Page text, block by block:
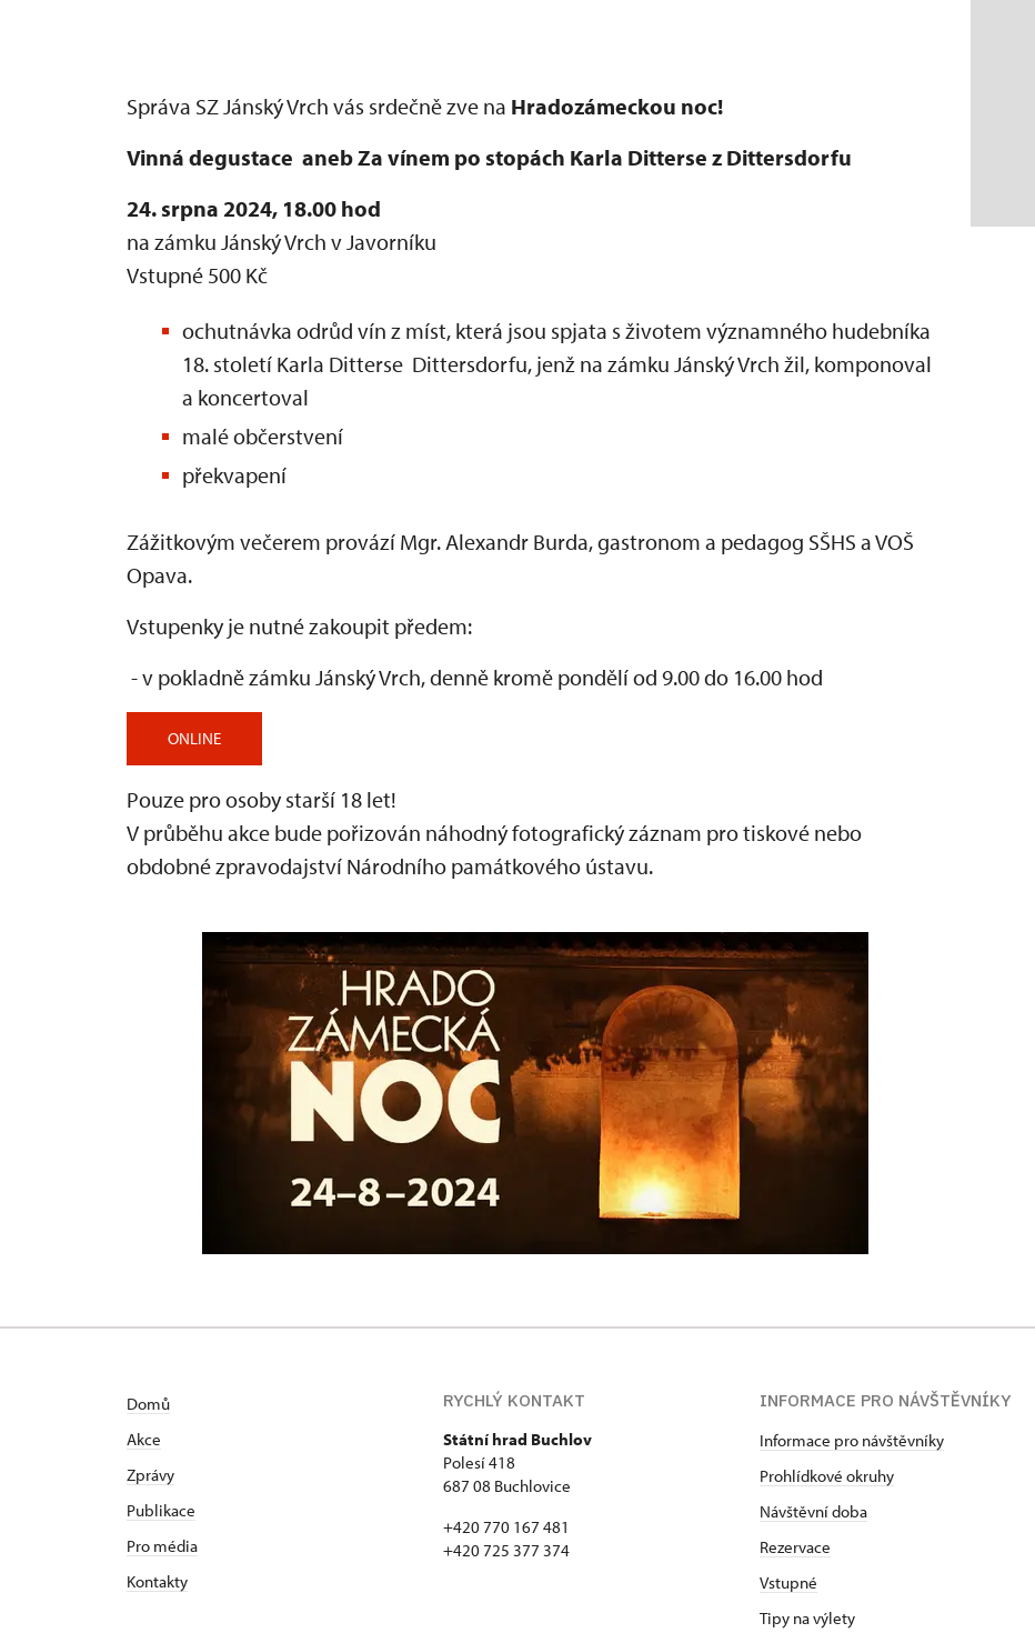
Správa SZ Jánský Vrch vás srdečně zve na Hradozámeckou noc!
Vinná degustace aneb Za vínem po stopách Karla Ditterse z Dittersdorfu
24. srpna 2024, 18.00 hod
na zámku Jánský Vrch v Javorníku
Vstupné 500 Kč
ochutnávka odrůd vín z míst, která jsou spjata s životem významného hudebníka
18. století Karla Ditterse Dittersdorfu, jenž na zámku Jánský Vrch žil, komponoval
a koncertoval
malé občerstvení
překvapení
Zážitkovým večerem provází Mgr. Alexandr Burda, gastronom a pedagog SŠHS a VOŠ
Opava.
Vstupenky je nutné zakoupit předem:
- v pokladně zámku Jánský Vrch, denně kromě pondělí od 9.00 do 16.00 hod
ONLINE
Pouze pro osoby starší 18 let!
V průběhu akce bude pořizován náhodný fotografický záznam pro tiskové nebo
obdobné zpravodajství Národního památkového ústavu.
Domů
Akce
Zprávy
Publikace
Pro média
Kontakty
RYCHLÝ KONTAKT
Státní hrad Buchlov
Polesí 418
687 08 Buchlovice
+420 770 167 481
+420 725 377 374
INFORMACE PRO NÁVŠTĚVNÍKY
Informace pro návštěvníky
Prohlídkové okruhy
Návštěvní doba
Rezervace
Vstupné
Tipy na výlety